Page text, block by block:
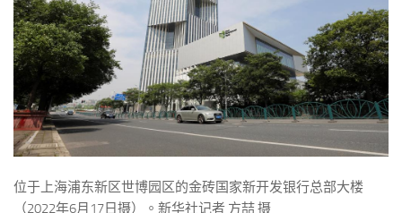
位于上海浦东新区世博园区的金砖国家新开发银行总部大楼
（2022年6月17日摄）。新华社记者 方喆 摄